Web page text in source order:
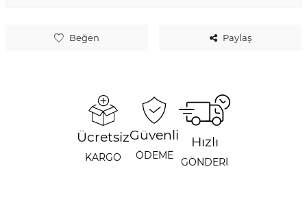
Beğen Paylaş
Ücretsiz
KARGO
Güvenli
ÖDEME
Hızlı
GÖNDERİ